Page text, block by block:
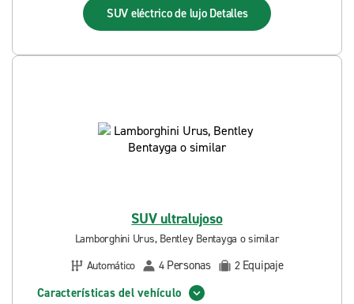
SUV eléctrico de lujo Detalles
SUV ultralujoso
Lamborghini Urus, Bentley Bentayga o similar
Automático
4 Personas 2 Equipaje
Características del vehículo